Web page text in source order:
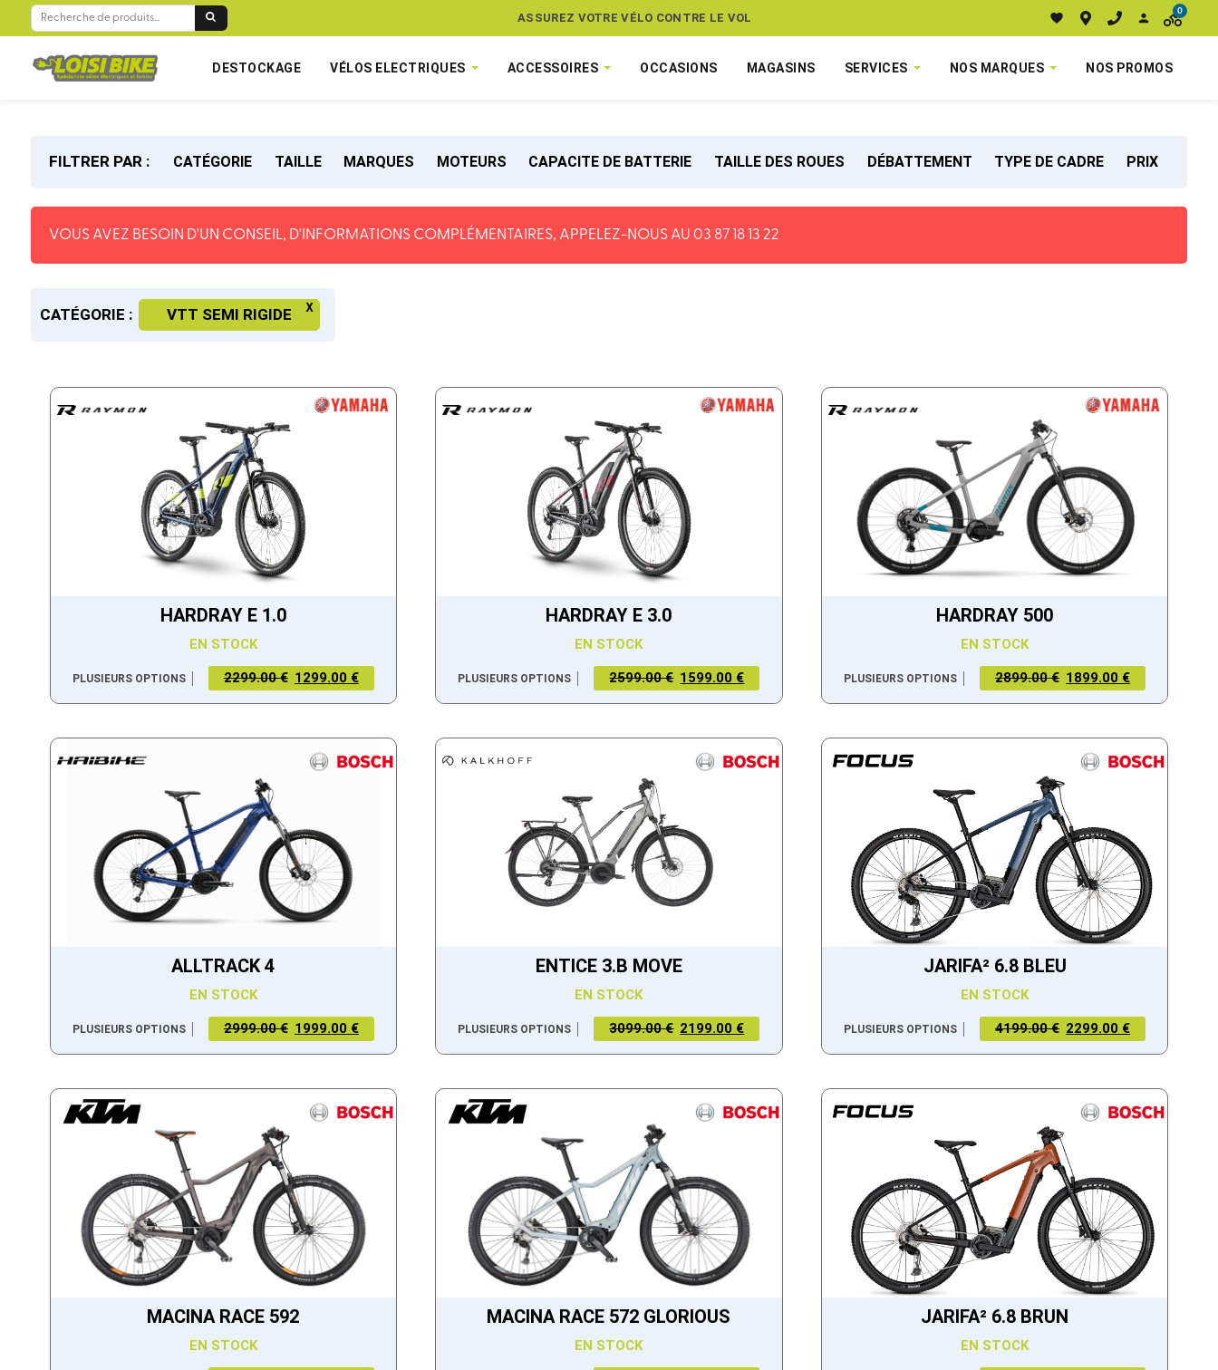
RECHERCHE
ASSUREZ VOTRE VÉLO CONTRE LE VOL 0
DESTOCKAGE VÉLOS ELECTRIQUES ACCESSOIRES OCCASIONS MAGASINS SERVICES NOS MARQUES NOS PROMOS
FILTRER PAR : CATÉGORIE TAILLE MARQUES MOTEURS CAPACITE DE BATTERIE TAILLE DES ROUES DÉBATTEMENT TYPE DE CADRE PRIX
VOUS AVEZ BESOIN D'UN CONSEIL, D'INFORMATIONS COMPLÉMENTAIRES, APPELEZ-NOUS AU 03 87 18 13 22
CATÉGORIE : VTT SEMI RIGIDE
HARDRAY E 1.0
EN STOCK
PLUSIEURS OPTIONS 2299.00 € 1299.00 €
HARDRAY E 3.0
EN STOCK
PLUSIEURS OPTIONS 2599.00 € 1599.00 €
HARDRAY 500
EN STOCK
PLUSIEURS OPTIONS 2899.00 € 1899.00 €
ALLTRACK 4
EN STOCK
PLUSIEURS OPTIONS 2999.00 € 1999.00 €
ENTICE 3.B MOVE
EN STOCK
PLUSIEURS OPTIONS 3099.00 € 2199.00 €
JARIFA² 6.8 BLEU
EN STOCK
PLUSIEURS OPTIONS 4199.00 € 2299.00 €
MACINA RACE 592
EN STOCK
MACINA RACE 572 GLORIOUS
EN STOCK
JARIFA² 6.8 BRUN
EN STOCK